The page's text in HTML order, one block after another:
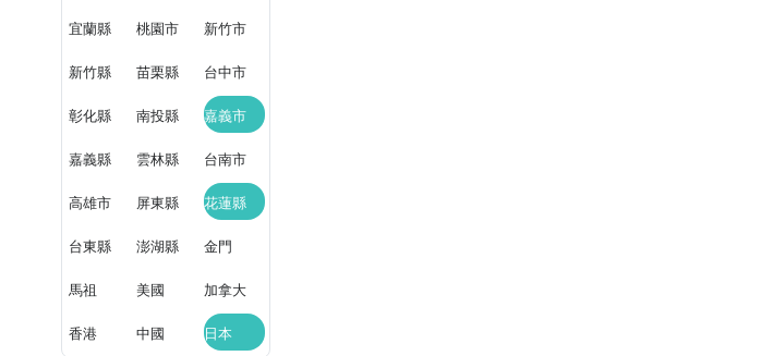
宜蘭縣 桃園市 新竹市
新竹縣 苗栗縣 台中市
彰化縣 南投縣 嘉義市
嘉義縣 雲林縣 台南市
高雄市 屏東縣 花蓮縣
台東縣 澎湖縣 金門
馬祖 美國 加拿大
香港 中國 日本